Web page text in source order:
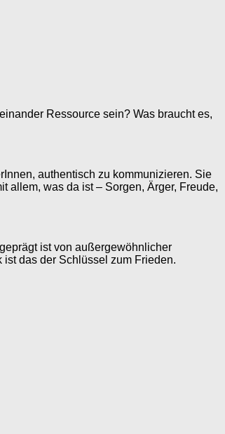
Ressource sein? Was braucht es,
authentisch zu kommunizieren. Sie
allem, was da ist – Sorgen, Ärger, Freude,
ist von außergewöhnlicher
das der Schlüssel zum Frieden.